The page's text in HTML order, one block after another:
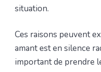
situation.
Ces raisons peuvent
amant est en silence
important de prendre